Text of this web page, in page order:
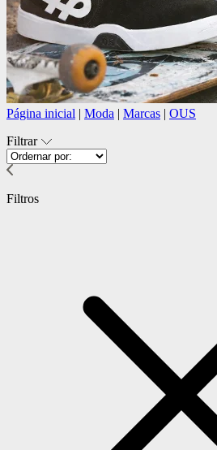
Página inicial | Moda | Marcas | OUS
Filtrar
Filtros